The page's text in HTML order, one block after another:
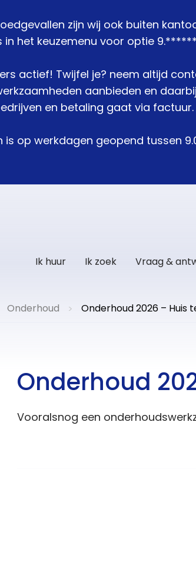
zijn wij ook buiten
in het keuzemenu voor optie
actief! Twijfel je? neem altijd
aanbieden en
en betaling gaat via factuur.
is op werkdagen geopend tussen
Ik huur Ik zoek Vraag &
Onderhoud > Onderhoud 2026 – Huis
Onderhoud
Vooralsnog een